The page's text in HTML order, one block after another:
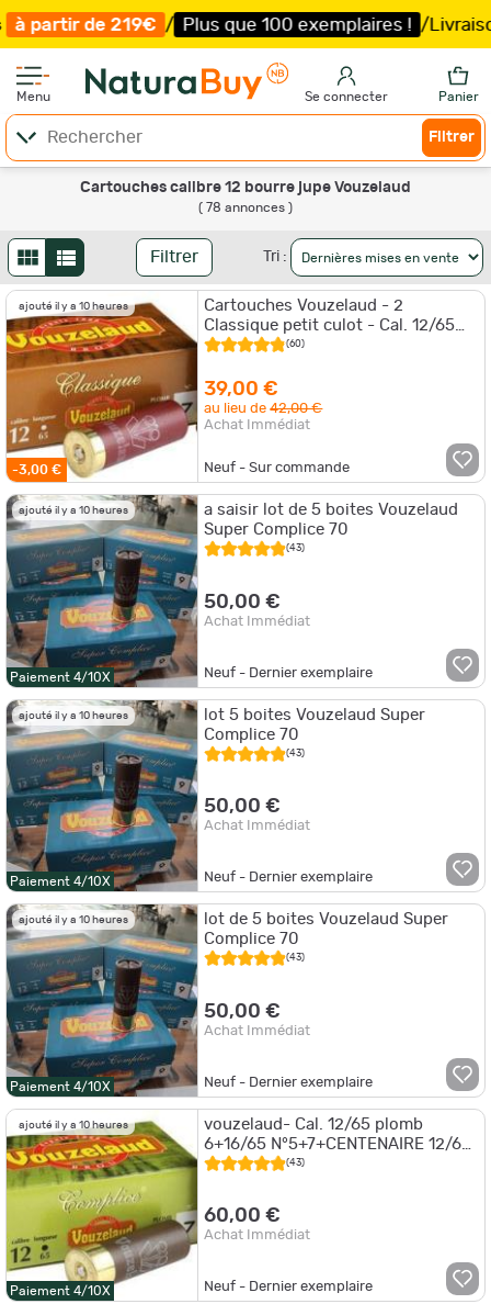
Plus que 100 exemplaires ! /Livraison offerte et
Menu Se connecter Panier
Filtrer
Cartouches calibre 12 bourre jupe Vouzelaud
( 78 annonces )
Filtrer Tri :
ajouté il y a 10 heures
-3,00 €
Cartouches Vouzelaud - 2
Classique petit culot - Cal. 12/65
N°6 + 2 Complices 12/65 N°6
(60)
39,00 €
au lieu de42,00 €
Achat Immédiat
Neuf - Sur commande
ajouté il y a 10 heures
Paiement 4/10X
a saisir lot de 5 boites Vouzelaud
Super Complice 70
(43)
50,00 €
Achat Immédiat
Neuf - Dernier exemplaire
ajouté il y a 10 heures
Paiement 4/10X
lot 5 boites Vouzelaud Super
Complice 70
(43)
50,00 €
Achat Immédiat
Neuf - Dernier exemplaire
ajouté il y a 10 heures
Paiement 4/10X
lot de 5 boites Vouzelaud Super
Complice 70
(43)
50,00 €
Achat Immédiat
Neuf - Dernier exemplaire
ajouté il y a 10 heures
Paiement 4/10X
vouzelaud- Cal. 12/65 plomb
6+16/65 N°5+7+CENTENAIRE 12/65
N°4+COMPLICE 12/70 N°7+PT CULO
(43)
60,00 €
Achat Immédiat
Neuf - Dernier exemplaire